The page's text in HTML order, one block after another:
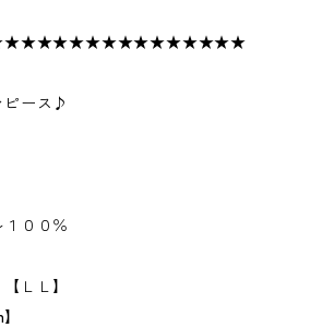
ピース♪
００％
ＬＬ】